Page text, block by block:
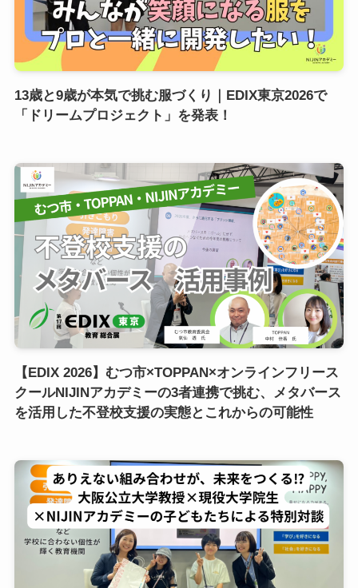
13歳と9歳が本気で挑む服づくり｜EDIX東京2026で
「ドリームプロジェクト」を発表！
【EDIX 2026】むつ市×TOPPAN×オンラインフリース
クールNIJINアカデミーの3者連携で挑む、メタバース
を活用した不登校支援の実態とこれからの可能性